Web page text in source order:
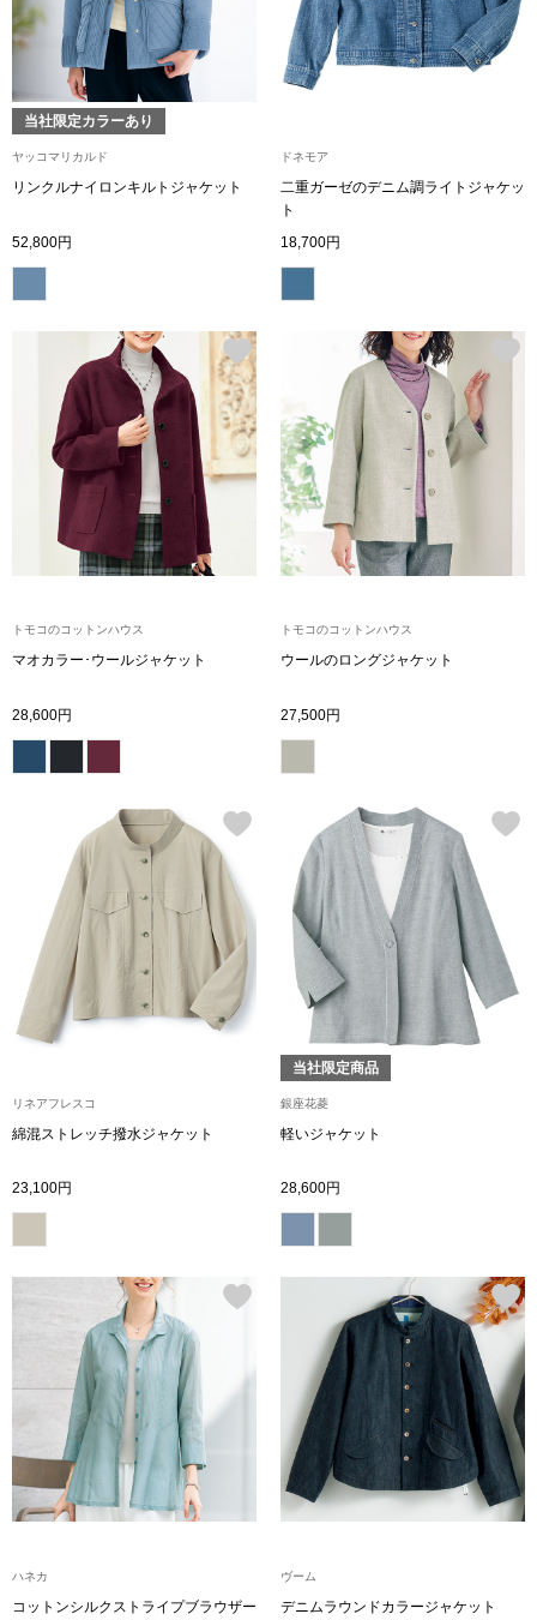
ランド
集
すべて見る
ール／酒
【特集】
BOGARD
アウター
ジャケット
コート
その他
Tシャツ／カッ
ポロシャツ
シャツ／ブラ
タンクトップ
ベスト
スーツ
その他
ワンピース／
当社限定カラーあり
ヤッコマリカルド
リンクルナイロンキルトジャケット
52,800円
ドネモア
二重ガーゼのデニム調ライトジャケッ
ト
18,700円
トモコのコットンハウス
マオカラー･ウールジャケット
28,600円
トモコのコットンハウス
ウールのロングジャケット
27,500円
リネアフレスコ
綿混ストレッチ撥水ジャケット
23,100円
当社限定商品
銀座花菱
軽いジャケット
28,600円
ハネカ
コットンシルクストライプブラウザー
ヴーム
デニムラウンドカラージャケット